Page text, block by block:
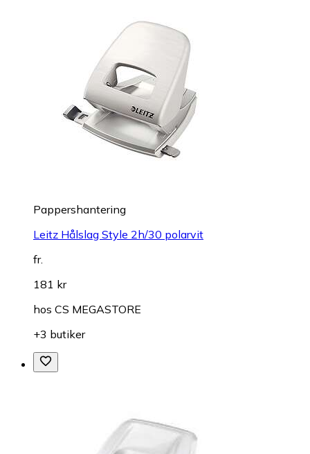
Pappershantering
Leitz Hålslag Style 2h/30 polarvit
fr.
181 kr
hos CS MEGASTORE
+3 butiker